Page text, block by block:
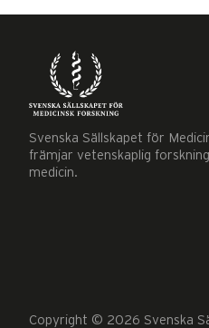
Svenska Sällskapet för
främjar vetenskaplig
medicin.
Copyright © 2026 Svenska
Nödvändiga
Dessa kakor
går inte att
välja bort. De